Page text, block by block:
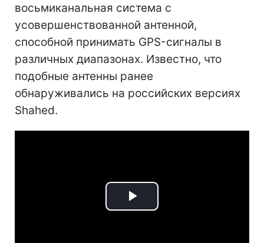
восьмиканальная система с
усовершенствованной антенной,
способной принимать GPS-сигналы в
различных диапазонах. Известно, что
подобные антенны ранее
обнаруживались на российских версиях
Shahed.
Play